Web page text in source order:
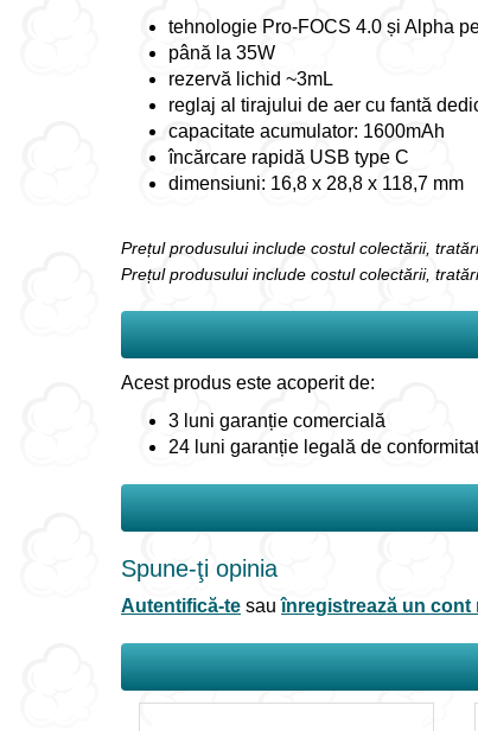
tehnologie Pro-FOCS 4.0 și Alpha
până la 35W
rezervă lichid ~3mL
reglaj al tirajului de aer cu fantă
capacitate acumulator: 1600mAh
încărcare rapidă USB type C
dimensiuni: 16,8 x 28,8 x 118,7 mm
Prețul produsului include costul colectării,
Prețul produsului include costul colectării,
Acest produs este acoperit de:
3 luni garanție comercială
24 luni garanție legală de
Spune-ţi opinia
Autentifică-te sauînregistrează un cont